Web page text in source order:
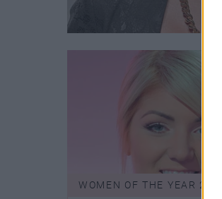
WOMEN OF THE YEAR 2014